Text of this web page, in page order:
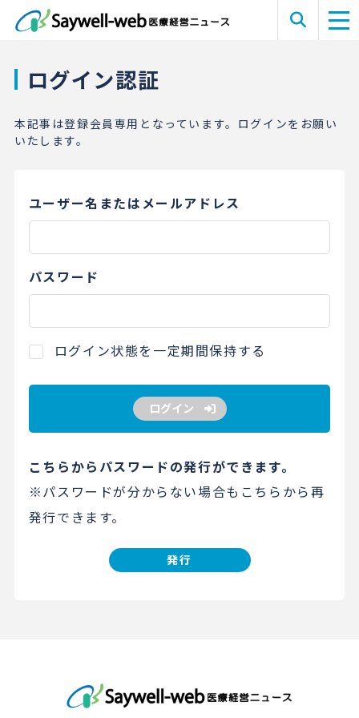
ログイン認証
本記事は登録会員専用となっています。ログインをお願い
いたします。
ユーザー名またはメールアドレス
パスワード
ログイン状態を一定期間保持する
ログイン
こちらからパスワードの発行ができます。
※パスワードが分からない場合もこちらから再
発行できます。
発行